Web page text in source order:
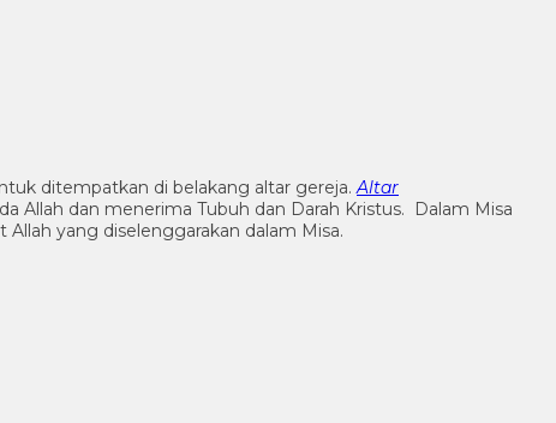
ditempatkan di belakang altar gereja.Altar
Allah dan menerima Tubuh dan Darah Kristus. Dalam Misa
yang diselenggarakan dalam Misa.